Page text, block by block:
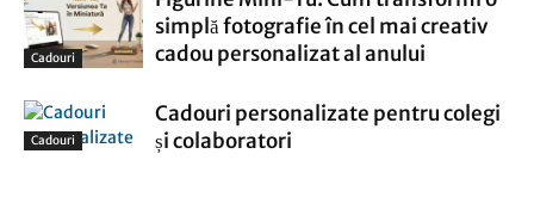
Cadouri
simplă fotografie în cel mai creativ
cadou personalizat al anului
Cadouri
Cadouri personalizate pentru colegi
și colaboratori